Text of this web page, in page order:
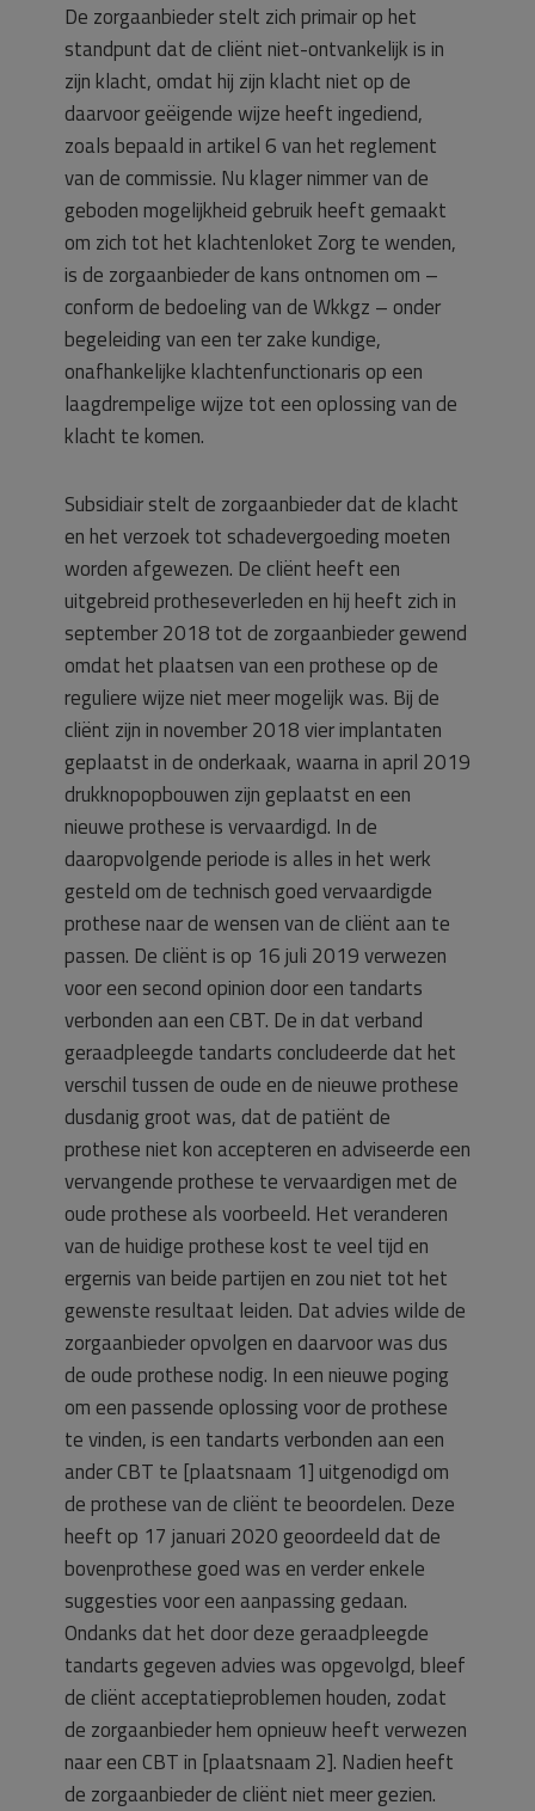
De zorgaanbieder stelt zich primair op het
standpunt dat de cliënt niet-ontvankelijk is in
zijn klacht, omdat hij zijn klacht niet op de
daarvoor geëigende wijze heeft ingediend,
zoals bepaald in artikel 6 van het reglement
van de commissie. Nu klager nimmer van de
geboden mogelijkheid gebruik heeft gemaakt
om zich tot het klachtenloket Zorg te wenden,
is de zorgaanbieder de kans ontnomen om –
conform de bedoeling van de Wkkgz – onder
begeleiding van een ter zake kundige,
onafhankelijke klachtenfunctionaris op een
laagdrempelige wijze tot een oplossing van de
klacht te komen.
Subsidiair stelt de zorgaanbieder dat de klacht
en het verzoek tot schadevergoeding moeten
worden afgewezen. De cliënt heeft een
uitgebreid protheseverleden en hij heeft zich in
september 2018 tot de zorgaanbieder gewend
omdat het plaatsen van een prothese op de
reguliere wijze niet meer mogelijk was. Bij de
cliënt zijn in november 2018 vier implantaten
geplaatst in de onderkaak, waarna in april 2019
drukknopopbouwen zijn geplaatst en een
nieuwe prothese is vervaardigd. In de
daaropvolgende periode is alles in het werk
gesteld om de technisch goed vervaardigde
prothese naar de wensen van de cliënt aan te
passen. De cliënt is op 16 juli 2019 verwezen
voor een second opinion door een tandarts
verbonden aan een CBT. De in dat verband
geraadpleegde tandarts concludeerde dat het
verschil tussen de oude en de nieuwe prothese
dusdanig groot was, dat de patiënt de
prothese niet kon accepteren en adviseerde een
vervangende prothese te vervaardigen met de
oude prothese als voorbeeld. Het veranderen
van de huidige prothese kost te veel tijd en
ergernis van beide partijen en zou niet tot het
gewenste resultaat leiden. Dat advies wilde de
zorgaanbieder opvolgen en daarvoor was dus
de oude prothese nodig. In een nieuwe poging
om een passende oplossing voor de prothese
te vinden, is een tandarts verbonden aan een
ander CBT te [plaatsnaam 1] uitgenodigd om
de prothese van de cliënt te beoordelen. Deze
heeft op 17 januari 2020 geoordeeld dat de
bovenprothese goed was en verder enkele
suggesties voor een aanpassing gedaan.
Ondanks dat het door deze geraadpleegde
tandarts gegeven advies was opgevolgd, bleef
de cliënt acceptatieproblemen houden, zodat
de zorgaanbieder hem opnieuw heeft verwezen
naar een CBT in [plaatsnaam 2]. Nadien heeft
de zorgaanbieder de cliënt niet meer gezien.